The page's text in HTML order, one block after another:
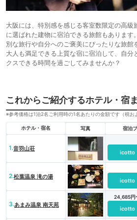
大阪には、特別感を感じる客室数限定の高級
に選ばれた建物に宿泊できる旅館もあります
別な旅行や自分へのご褒美にぴったりな旅
大人も満足できる上質な宿に宿泊して、自分
クスできる時間を過ごしてみませんか？
これからご紹介するホテル・宿
※参考価格は1泊2名ご利用時の1名あたりの金額です（税お
ホテル・宿名 写真 宿泊
1.音羽山荘
icotto
2.松葉温泉 滝の湯
icotto
3.あまみ温泉 南天苑
24,685円
icotto